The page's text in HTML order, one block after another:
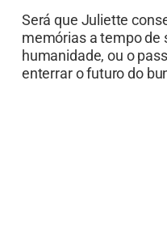
Será que Juliette
memórias a tempo de
humanidade, ou o
enterrar o futuro do